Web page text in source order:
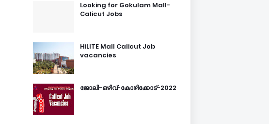
Looking for Gokulam Mall-
Calicut Jobs
HiLITE Mall Calicut Job
vacancies
ജോലി-ഒഴിവ്-കോഴിക്കോട്-2022